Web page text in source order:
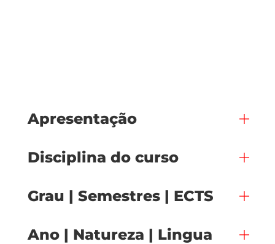
Apresentação
Disciplina do curso
Grau | Semestres | ECTS
Ano | Natureza | Lingua